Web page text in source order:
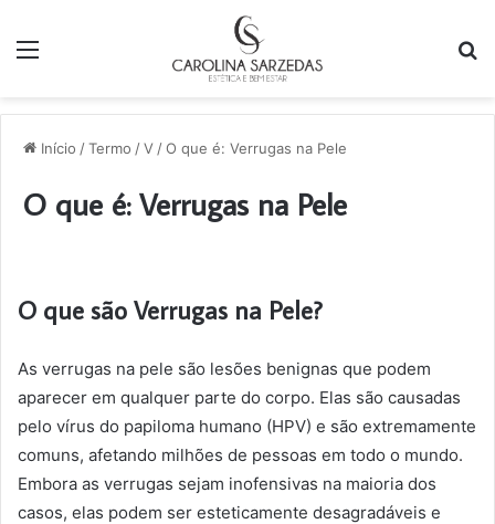
Início /Termo /V /O que é: Verrugas na Pele
O que é: Verrugas na Pele
O que são Verrugas na Pele?
As verrugas na pele são lesões benignas que podem
aparecer em qualquer parte do corpo. Elas são causadas
pelo vírus do papiloma humano (HPV) e são extremamente
comuns, afetando milhões de pessoas em todo o mundo.
Embora as verrugas sejam inofensivas na maioria dos
casos, elas podem ser esteticamente desagradáveis e